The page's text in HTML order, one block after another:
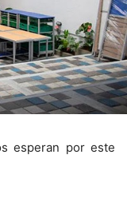
esperan por este